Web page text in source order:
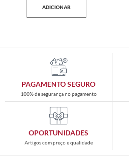
ADICIONAR
PAGAMENTO SEGURO
100% de segurança no pagamento
OPORTUNIDADES
Artigos com preço e qualidade